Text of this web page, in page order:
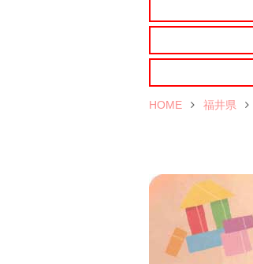
HOME 福井県